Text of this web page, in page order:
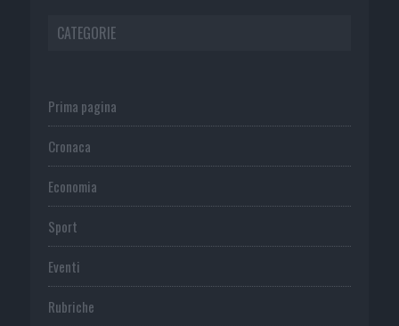
CATEGORIE
Prima pagina
Cronaca
Economia
Sport
Eventi
Rubriche